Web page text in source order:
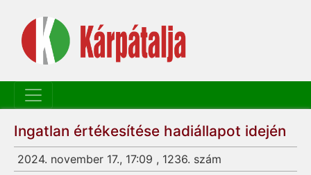
Ingatlan értékesítése hadiállapot idején
2024. november 17., 17:09 , 1236. szám